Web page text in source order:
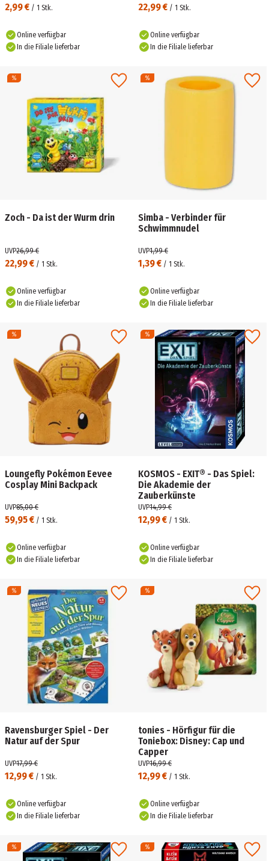
2,99 € / 1 Stk.
Online verfügbar
In die Filiale lieferbar
22,99 € / 1 Stk.
Online verfügbar
In die Filiale lieferbar
Zoch - Da ist der Wurm drin
22,99 € / 1 Stk.
UVP26,99 €
Online verfügbar
In die Filiale lieferbar
Simba - Verbinder für
Schwimmnudel
1,39 € / 1 Stk.
UVP1,99 €
Online verfügbar
In die Filiale lieferbar
Loungefly Pokémon Eevee
Cosplay Mini Backpack
59,95 € / 1 Stk.
UVP85,00 €
Online verfügbar
In die Filiale lieferbar
KOSMOS - EXIT® - Das Spiel:
Die Akademie der
Zauberkünste
12,99 € / 1 Stk.
UVP14,99 €
Online verfügbar
In die Filiale lieferbar
Ravensburger Spiel - Der
Natur auf der Spur
12,99 € / 1 Stk.
UVP17,99 €
Online verfügbar
In die Filiale lieferbar
tonies - Hörfigur für die
Toniebox: Disney: Cap und
Capper
12,99 € / 1 Stk.
UVP16,99 €
Online verfügbar
In die Filiale lieferbar